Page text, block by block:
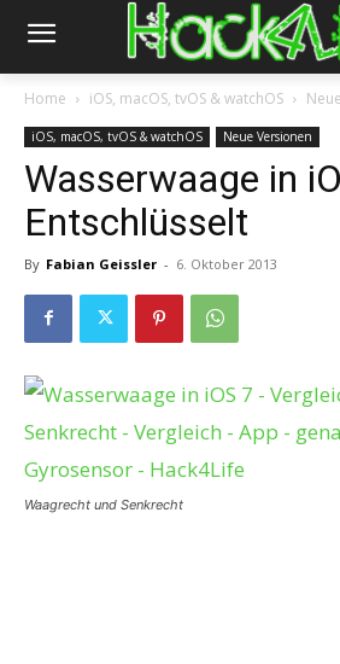
Home iOS, macOS, tvOS & watchOS
iOS, macOS, tvOS & watchOS Neue Versionen
Wasserwaage in
Entschlüsselt
By Fabian Geissler - 6. Oktober 2013
Waagrecht und Senkrecht